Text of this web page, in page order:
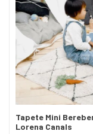
Tapete Mini
Lorena Canals